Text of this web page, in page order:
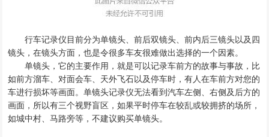
行车记录仪目前分为单镜头、前后双镜头、前内后三镜头以及四
镜头 ，在镜头方面 ，也是令很多车友很难做出选择的一个因素。
单镜头 ，它的主要作用 ，就是可以记录车前方的故事与事故 ， 比
如前方溜车、对面会车、 天外飞石以及停车时 ，有人在车前方对您的
车进行损坏等画面。单镜头记录仪无法看到汽车左侧 、右侧及后方的
画面 ， 所以有三个视野盲区 ，如果平时停车在较乱或较拥挤的场所 ，
如城中村、马路旁等 ，不建议购买单镜头。